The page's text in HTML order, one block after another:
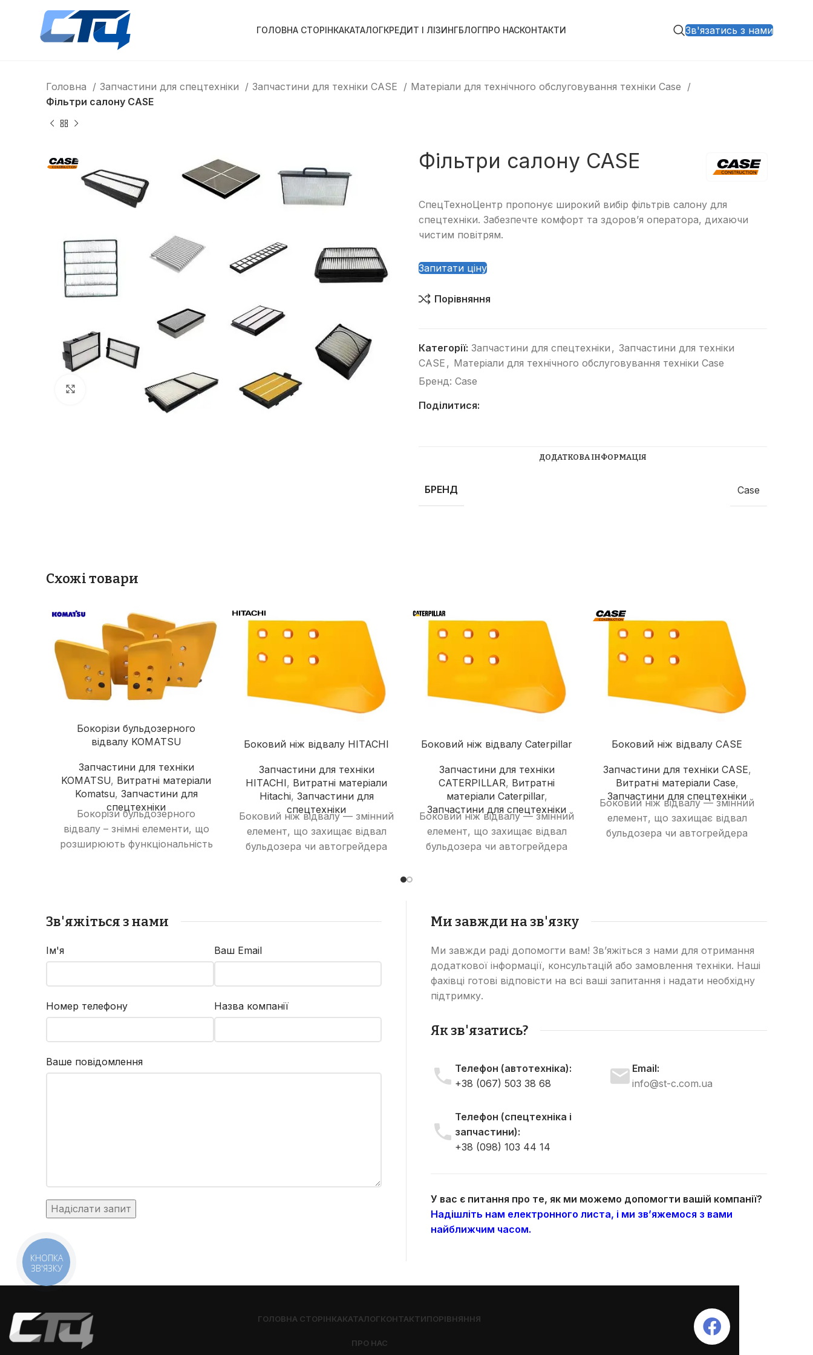
ГОЛОВНА СТОРІНКАКАТАЛОГ
Категорії
Автогрейдери
Відбійні молотки
Міні-екскаватори
Навантажувачі з бортовим
поворотом
Трамбувальний молоток
КРЕДИТ І ЛІЗИНГБЛОГПРО НАСКОНТАКТИ Зв'язатись з нами
Головна Запчастини для спецтехніки Запчастини для техніки CASE
Матеріали для технічного обслуговування техніки Case
Фільтри салону CASE
Клацніть, щоб збільшити
Фільтри салону CASE
СпецТехноЦентр пропонує широкий вибір фільтрів салону для
спецтехніки. Забезпечте комфорт та здоров’я оператора, дихаючи
чистим повітрям.
Запитати ціну
Порівняння
Категорії: Запчастини для спецтехніки , Запчастини для техніки
CASE , Матеріали для технічного обслуговування техніки Case
Бренд: Case
Поділитися:
ДОДАТКОВА ІНФОРМАЦІЯ
БРЕНД Case
Схожі товари
Бокорізи бульдозерного
відвалу KOMATSU
Запчастини для техніки
KOMATSU, Витратні матеріали
Komatsu, Запчастини для
спецтехніки
Бокорізи бульдозерного
відвалу – знімні елементи, що
розширюють функціональність
Боковий ніж відвалу HITACHI
Запчастини для техніки
HITACHI, Витратні матеріали
Hitachi, Запчастини для
спецтехніки
Боковий ніж відвалу — змінний
елемент, що захищає відвал
бульдозера чи автогрейдера
Боковий ніж відвалу Caterpillar
Запчастини для техніки
CATERPILLAR, Витратні
матеріали Caterpillar,
Запчастини для спецтехніки
Боковий ніж відвалу — змінний
елемент, що захищає відвал
бульдозера чи автогрейдера
Боковий ніж відвалу CASE
Запчастини для техніки CASE,
Витратні матеріали Case,
Запчастини для спецтехніки
Боковий ніж відвалу — змінний
елемент, що захищає відвал
бульдозера чи автогрейдера
Зв'яжіться з нами
Ім'я Ваш Email
Номер телефону Назва компанії
Ваше повідомлення
Ми завжди на зв'язку
Ми завжди раді допомогти вам! Зв’яжіться з нами для отримання
додаткової інформації, консультацій або замовлення техніки. Наші
фахівці готові відповісти на всі ваші запитання і надати необхідну
підтримку.
Як зв'язатись?
Телефон (автотехніка):
+38 (067) 503 38 68
Телефон (спецтехніка і
запчастини):
+38 (098) 103 44 14
Email:
info@st-c.com.ua
У вас є питання про те, як ми можемо допомогти вашій компанії?
Надішліть нам електронного листа, і ми зв’яжемося з вами
найближчим часом.
ГОЛОВНА СТОРІНКАКАТАЛОГКОНТАКТИПОРІВНЯННЯ
ПРО НАС
КНОПКА
ЗВ'ЯЗКУ